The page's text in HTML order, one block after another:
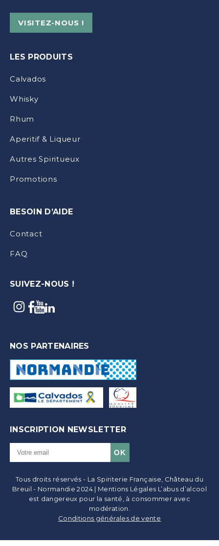
VISITEZ-NOUS !
LES PRODUITS
Calvados
Whisky
Rhum
Aperitif & Liqueur
Autres Spiritueux
Promotions
BESOIN D’AIDE
Contact
FAQ
SUIVEZ-NOUS !
NOS PARTENAIRES
INSCRIPTION NEWSLETTER
Tous droits réservés - La Spiriterie Française, Château du
Breuil - Normandie 2024 | Mentions Légales L’abus d’alcool
est dangereux pour la santé, à consommer avec
modération.
Conditions générales de vente